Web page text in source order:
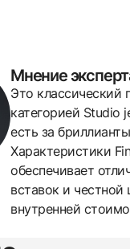
438
285
145
142
205
204
195
150
6
Мнение
Это классический
категорией Studio
есть за
Характеристики
обеспечивает
вставок и
внутренней